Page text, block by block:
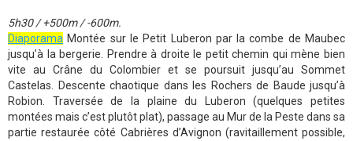
5h30 / +500m / -600m.
Diaporama Montée sur le Petit Luberon par la combe de Maubec
jusqu’à la bergerie. Prendre à droite le petit chemin qui mène bien
vite au Crâne du Colombier et se poursuit jusqu’au Sommet
Castelas. Descente chaotique dans les Rochers de Baude jusqu’à
Robion. Traversée de la plaine du Luberon (quelques petites
montées mais c’est plutôt plat), passage au Mur de la Peste dans sa
partie restaurée côté Cabrières d’Avignon (ravitaillement possible,